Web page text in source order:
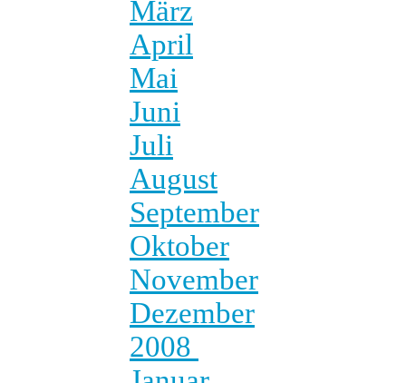
März
April
Mai
Juni
Juli
August
September
Oktober
November
Dezember
2008